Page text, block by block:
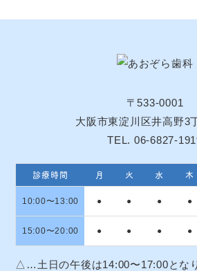
〒533-0001
大阪市東淀川区井高野3
TEL. 06-6827-
診療時間 月 火 水 木
10:00〜13:00 ● ● ● ●
15:00〜20:00 ● ● ● ●
△…土日の午後は14:00〜17:00とな